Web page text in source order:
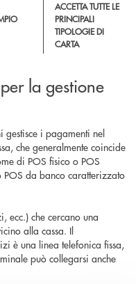
ACCETTA TUTTE LE
PRINCIPALI
TIPOLOGIE DI
CARTA
la gestione
gestisce i pagamenti nel
che generalmente coincide
di POS fisico o POS
POS da banco caratterizzato
ecc.) che cercano una
alla cassa. Il
è una linea telefonica fissa,
può collegarsi anche